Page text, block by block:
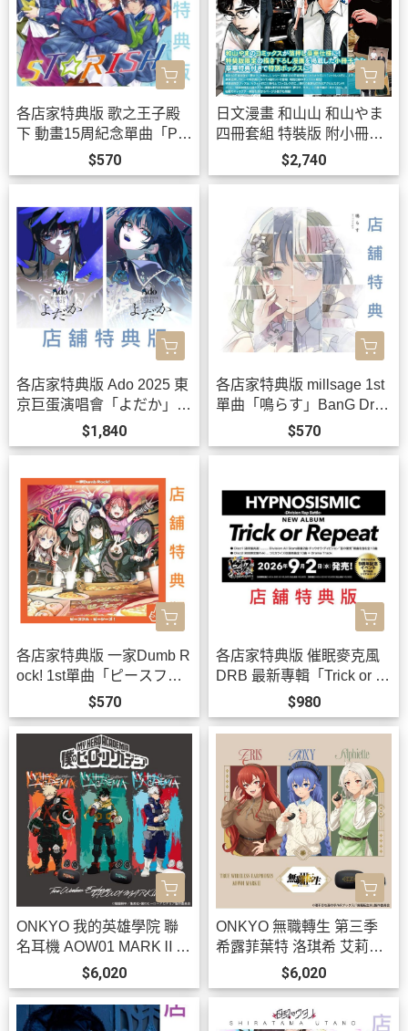
各店家特典版 歌之王子殿
下 動畫15周紀念單曲「PRI
SM FOREVER!」STRISH
*10/21發售!
$570
日文漫畫 和山山 和山やま
四冊套組 特裝版 附小冊
子、立牌 去唱卡拉OK吧、
為你著迷*12/11發售!
$2,740
各店家特典版 Ado 2025 東
京巨蛋演唱會「よだか」LI
VE 藍光BD DVD *10/21發
售!
$1,840
各店家特典版 millsage 1st
單曲「鳴らす」BanG Drea
m! *9/30發售!$570
各店家特典版 一家Dumb R
ock! 1st單曲「ピースフ
ル・ピーシーズ！」BanG
Dream!*9/30發售!
$570
各店家特典版 催眠麥克風
DRB 最新專輯「Trick or R
epeat」*9/2發售!
$980
ONKYO 我的英雄學院 聯
名耳機 AOW01 MARKⅡ
【跨境】0826*10月下旬-1
1月上旬發售!
$6,020
ONKYO 無職轉生 第三季
希露菲葉特 洛琪希 艾莉絲
聯名耳機 AOW01 MARKⅡ
【跨境】0902 *11月上旬-
中旬發售!
$6,020